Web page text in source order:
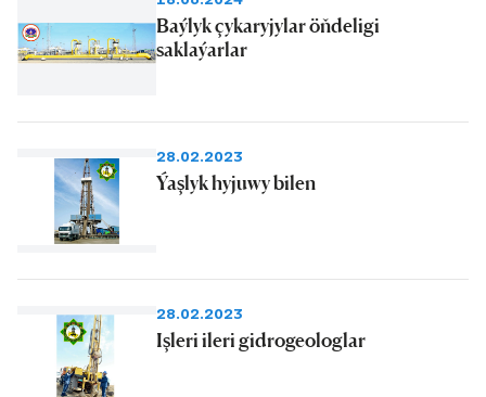
Baýlyk çykaryjylar öňdeligi
saklaýarlar
28.02.2023
Ýaşlyk hyjuwy bilen
28.02.2023
Işleri ileri gidrogeologlar